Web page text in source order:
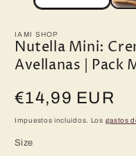
IAMI SHOP
Nutella Mini:
Avellanas | Pack
Precio
habitual
€14,99 EUR
Impuestos incluidos. Los gastos
Size